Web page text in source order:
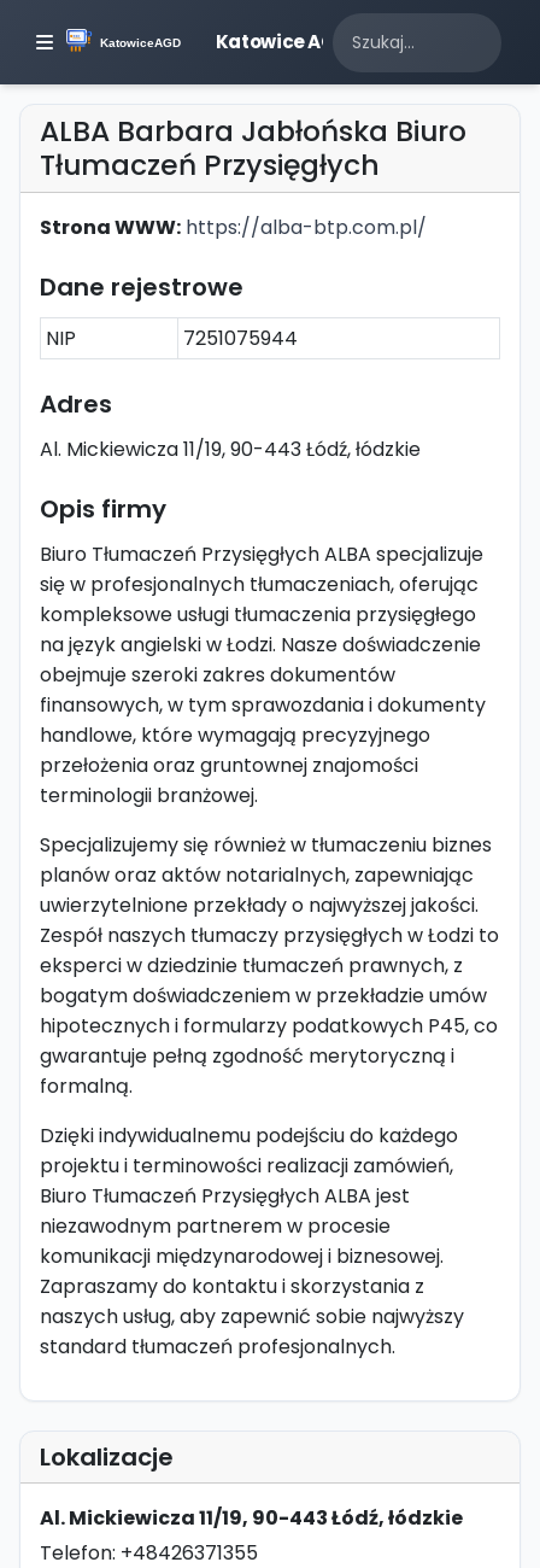
Katowice AGD
ALBA Barbara Jabłońska Biuro
Tłumaczeń Przysięgłych
Strona WWW: https://alba-btp.com.pl/
Dane rejestrowe
NIP 7251075944
Adres
Al. Mickiewicza 11/19, 90-443 Łódź, łódzkie
Opis firmy
Biuro Tłumaczeń Przysięgłych ALBA specjalizuje
się w profesjonalnych tłumaczeniach, oferując
kompleksowe usługi tłumaczenia przysięgłego
na język angielski w Łodzi. Nasze doświadczenie
obejmuje szeroki zakres dokumentów
finansowych, w tym sprawozdania i dokumenty
handlowe, które wymagają precyzyjnego
przełożenia oraz gruntownej znajomości
terminologii branżowej.
Specjalizujemy się również w tłumaczeniu biznes
planów oraz aktów notarialnych, zapewniając
uwierzytelnione przekłady o najwyższej jakości.
Zespół naszych tłumaczy przysięgłych w Łodzi to
eksperci w dziedzinie tłumaczeń prawnych, z
bogatym doświadczeniem w przekładzie umów
hipotecznych i formularzy podatkowych P45, co
gwarantuje pełną zgodność merytoryczną i
formalną.
Dzięki indywidualnemu podejściu do każdego
projektu i terminowości realizacji zamówień,
Biuro Tłumaczeń Przysięgłych ALBA jest
niezawodnym partnerem w procesie
komunikacji międzynarodowej i biznesowej.
Zapraszamy do kontaktu i skorzystania z
naszych usług, aby zapewnić sobie najwyższy
standard tłumaczeń profesjonalnych.
Lokalizacje
Al. Mickiewicza 11/19, 90-443 Łódź, łódzkie
Telefon: +48426371355